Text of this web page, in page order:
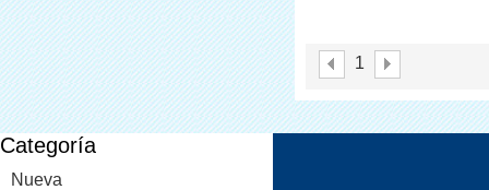
1
Categoría
Nueva